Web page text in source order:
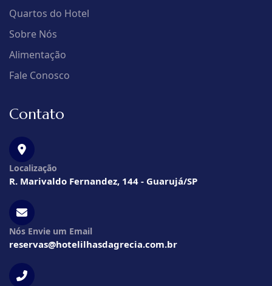
Quartos do Hotel
Sobre Nós
Alimentação
Fale Conosco
Contato
Localização
R. Marivaldo Fernandez, 144 - Guarujá/SP
Nós Envie um Email
reservas@hotelilhasdagrecia.com.br